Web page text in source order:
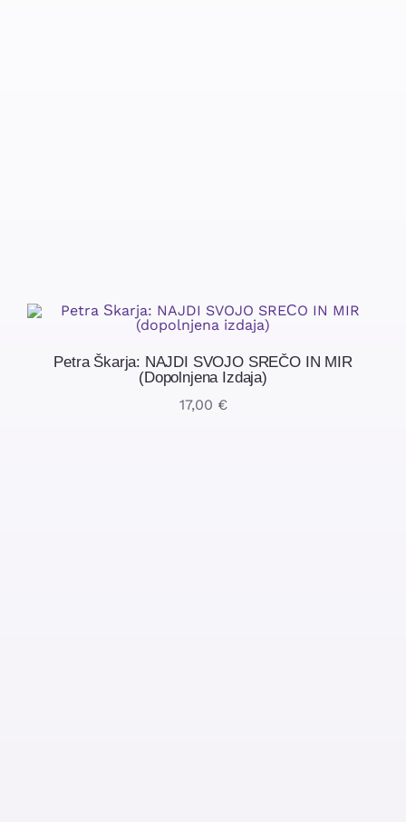
Petra Škarja: NAJDI SVOJO SREČO IN MIR
(dopolnjena Izdaja)
17,00 €